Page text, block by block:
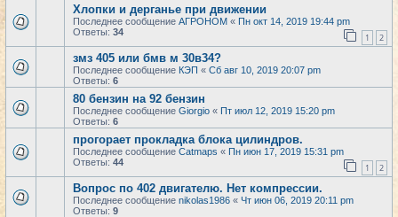
Хлопки и дерганье при движении
Последнее сообщение АГРОНОМ « Пн окт 14, 2019 19:44 pm
Ответы: 34 1 2
змз 405 или бмв м 30в34?
Последнее сообщение КЭП « Сб авг 10, 2019 20:07 pm
Ответы: 6
80 бензин на 92 бензин
Последнее сообщение Giorgio « Пт июл 12, 2019 15:20 pm
Ответы: 6
прогорает прокладка блока цилиндров.
Последнее сообщение Catmaps « Пн июн 17, 2019 15:31 pm
Ответы: 44 1 2
Вопрос по 402 двигателю. Нет компрессии.
Последнее сообщение nikolas1986 « Чт июн 06, 2019 20:11 pm
Ответы: 9